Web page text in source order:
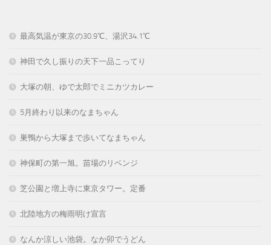
最高気温が東京の30.9℃、湯沢34.1℃
神田で久し振りの天下一品こってり
大塚の朝、ゆで太郎でミニカツカレー
5月終わり以来のなまちゃん
巣鴨から大塚まで歩いてなまちゃん
神保町の第一旭。苗場のリベンジ
芝公園と増上寺に東京タワー。定番
北陸地方の梅雨明け宣言
なんか涼しい池袋。なか卯でうどん